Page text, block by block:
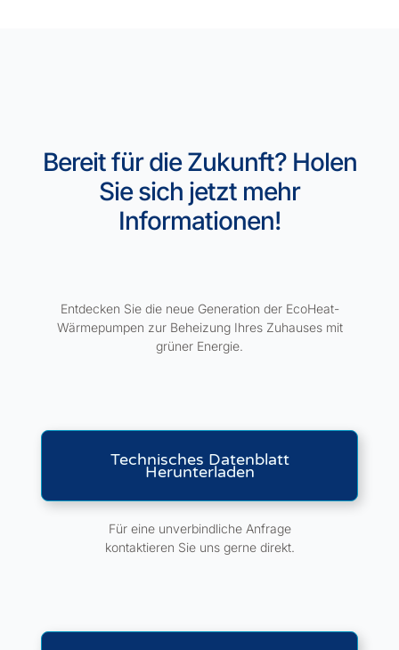
Bereit für die Zukunft? Holen
Sie sich jetzt mehr
Informationen!
Entdecken Sie die neue Generation der EcoHeat-
Wärmepumpen zur Beheizung Ihres Zuhauses mit
grüner Energie.
Technisches Datenblatt
Herunterladen
Für eine unverbindliche Anfrage
kontaktieren Sie uns gerne direkt.